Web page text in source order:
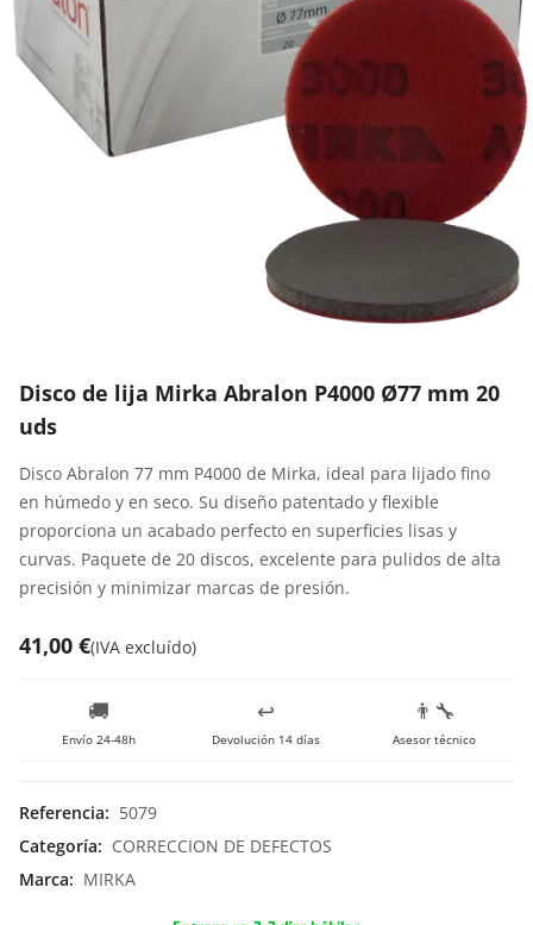
Disco de lija Mirka Abralon P4000 Ø77 mm 20
uds
Disco Abralon 77 mm P4000 de Mirka, ideal para lijado fino
en húmedo y en seco. Su diseño patentado y flexible
proporciona un acabado perfecto en superficies lisas y
curvas. Paquete de 20 discos, excelente para pulidos de alta
precisión y minimizar marcas de presión.
41,00 €(IVA excluído)
🚚
Envío 24-48h
↩️
Devolución 14 días
👨‍🔧
Asesor técnico
Referencia: 5079
Categoría: CORRECCION DE DEFECTOS
Marca: MIRKA